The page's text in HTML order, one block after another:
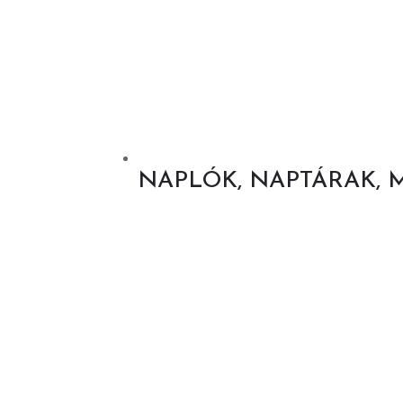
NAPLÓK, NAPTÁRAK,